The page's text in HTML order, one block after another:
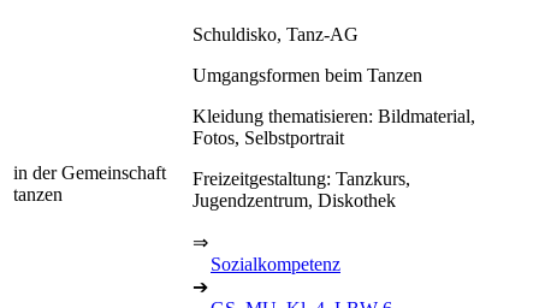
in der Gemeinschaft
tanzen
Schuldisko, Tanz-AG
Umgangsformen beim Tanzen
Kleidung thematisieren: Bildmaterial,
Fotos, Selbstportrait
Freizeitgestaltung: Tanzkurs,
Jugendzentrum, Diskothek
⇒
Sozialkompetenz
➔